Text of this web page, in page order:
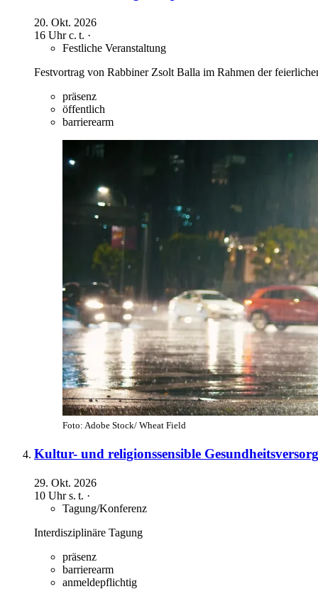
20. Okt. 2026
16 Uhrc. t. ·
Festliche Veranstaltung
Festvortrag von Rabbiner Zsolt Balla im Rahmen der
präsenz
öffentlich
barrierearm
Foto: Adobe Stock/ Wheat Field
Kultur- und religionssensible
29. Okt. 2026
10 Uhrs. t. ·
Tagung/Konferenz
Interdisziplinäre Tagung
präsenz
barrierearm
anmeldepflichtig